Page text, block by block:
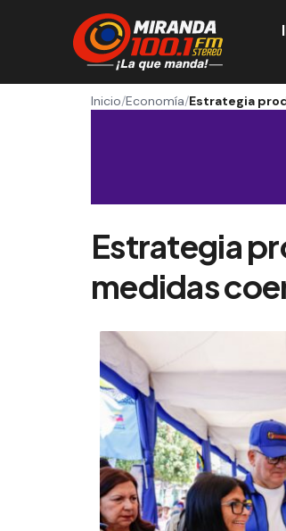
Inicio/Economía/Estrategia
Estrategia
medidas